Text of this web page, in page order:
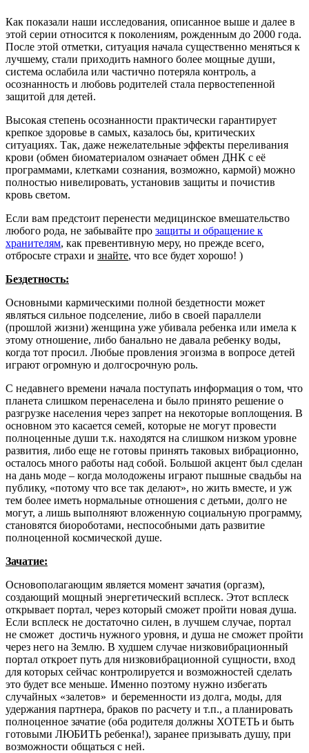
Как показали наши исследования, описанное выше и далее в
этой серии относится к поколениям, рожденным до 2000 года.
После этой отметки, ситуация начала существенно меняться к
лучшему, стали приходить намного более мощные души,
система ослабила или частично потеряла контроль, а
осознанность и любовь родителей стала первостепенной
защитой для детей.
Высокая степень осознанности практически гарантирует
крепкое здоровье в самых, казалось бы, критических
ситуациях. Так, даже нежелательные эффекты переливания
крови (обмен биоматериалом означает обмен ДНК с её
программами, клетками сознания, возможно, кармой) можно
полностью нивелировать, установив защиты и почистив
кровь светом.
Если вам предстоит перенести медицинское вмешательство
любого рода, не забывайте про защиты и обращение к
хранителям, как превентивную меру, но прежде всего,
отбросьте страхи и знайте, что все будет хорошо! )
Бездетность:
Основными кармическими полной бездетности может
являться сильное подселение, либо в своей параллели
(прошлой жизни) женщина уже убивала ребенка или имела к
этому отношение, либо банально не давала ребенку воды,
когда тот просил. Любые провления эгоизма в вопросе детей
играют огромную и долгосрочную роль.
С недавнего времени начала поступать информация о том, что
планета слишком перенаселена и было принято решение о
разгрузке населения через запрет на некоторые воплощения. В
основном это касается семей, которые не могут провести
полноценные души т.к. находятся на слишком низком уровне
развития, либо еще не готовы принять таковых вибрационно,
осталось много работы над собой. Большой акцент был сделан
на дань моде – когда молодожены играют пышные свадьбы на
публику, «потому что все так делают», но жить вместе, и уж
тем более иметь нормальные отношения с детьми, долго не
могут, а лишь выполняют вложенную социальную программу,
становятся биороботами, неспособными дать развитие
полноценной космической душе.
Зачатие:
Основополагающим является момент зачатия (оргазм),
создающий мощный энергетический всплеск. Этот всплеск
открывает портал, через который сможет пройти новая душа.
Если всплеск не достаточно силен, в лучшем случае, портал
не сможет достичь нужного уровня, и душа не сможет пройти
через него на Землю. В худшем случае низковибрационный
портал откроет путь для низковибрационной сущности, вход
для которых сейчас контролируется и возможностей сделать
это будет все меньше. Именно поэтому нужно избегать
случайных «залетов» и беременности из долга, моды, для
удержания партнера, браков по расчету и т.п., а планировать
полноценное зачатие (оба родителя должны ХОТЕТЬ и быть
готовыми ЛЮБИТЬ ребенка!), заранее призывать душу, при
возможности общаться с ней.